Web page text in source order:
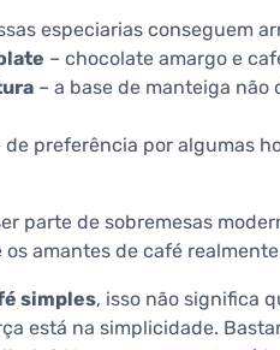
especiarias conseguem
– chocolate amargo e
– a base de manteiga
de preferência por algumas
parte de sobremesas
os amantes de café
simples, isso não significa
está na simplicidade.